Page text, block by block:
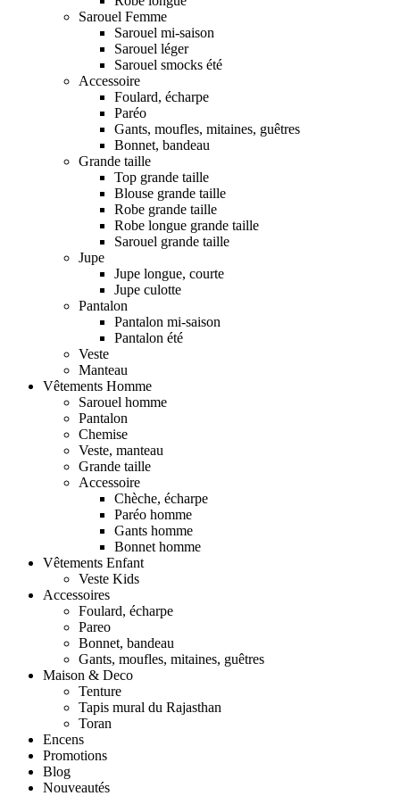
Sarouel Femme
Sarouel mi-saison
Sarouel léger
Sarouel smocks été
Accessoire
Foulard, écharpe
Paréo
Gants, moufles, mitaines, guêtres
Bonnet, bandeau
Grande taille
Top grande taille
Blouse grande taille
Robe grande taille
Robe longue grande taille
Sarouel grande taille
Jupe
Jupe longue, courte
Jupe culotte
Pantalon
Pantalon mi-saison
Pantalon été
Veste
Manteau
Vêtements Homme
Sarouel homme
Pantalon
Chemise
Veste, manteau
Grande taille
Accessoire
Chèche, écharpe
Paréo homme
Gants homme
Bonnet homme
Vêtements Enfant
Veste Kids
Accessoires
Foulard, écharpe
Pareo
Bonnet, bandeau
Gants, moufles, mitaines, guêtres
Maison & Deco
Tenture
Tapis mural du Rajasthan
Toran
Encens
Promotions
Blog
Nouveautés